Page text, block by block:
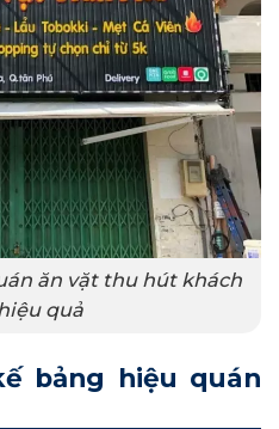
ăn vặt thu hút khách
quả
bảng hiệu quán